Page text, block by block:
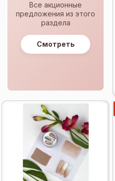
Все акционные
предложения из этого
раздела
Смотреть